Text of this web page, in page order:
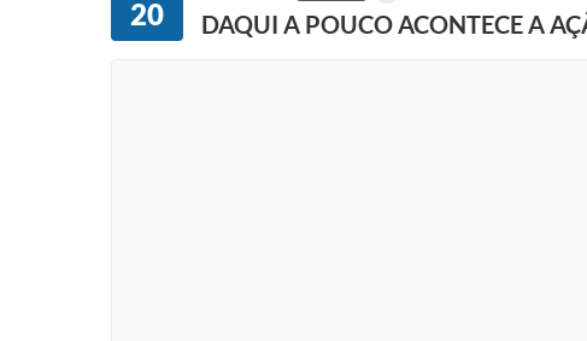
20 DAQUI A POUCO ACONTECE A